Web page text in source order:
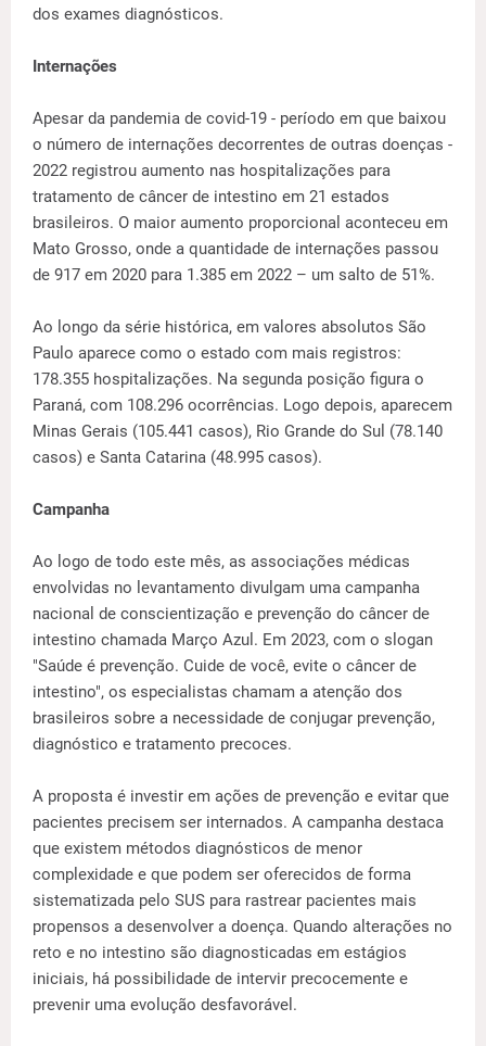
dos exames diagnósticos.
Internações
Apesar da pandemia de covid-19 - período em que baixou
o número de internações decorrentes de outras doenças -
2022 registrou aumento nas hospitalizações para
tratamento de câncer de intestino em 21 estados
brasileiros. O maior aumento proporcional aconteceu em
Mato Grosso, onde a quantidade de internações passou
de 917 em 2020 para 1.385 em 2022 – um salto de 51%.
Ao longo da série histórica, em valores absolutos São
Paulo aparece como o estado com mais registros:
178.355 hospitalizações. Na segunda posição figura o
Paraná, com 108.296 ocorrências. Logo depois, aparecem
Minas Gerais (105.441 casos), Rio Grande do Sul (78.140
casos) e Santa Catarina (48.995 casos).
Campanha
Ao logo de todo este mês, as associações médicas
envolvidas no levantamento divulgam uma campanha
nacional de conscientização e prevenção do câncer de
intestino chamada Março Azul. Em 2023, com o slogan
"Saúde é prevenção. Cuide de você, evite o câncer de
intestino", os especialistas chamam a atenção dos
brasileiros sobre a necessidade de conjugar prevenção,
diagnóstico e tratamento precoces.
A proposta é investir em ações de prevenção e evitar que
pacientes precisem ser internados. A campanha destaca
que existem métodos diagnósticos de menor
complexidade e que podem ser oferecidos de forma
sistematizada pelo SUS para rastrear pacientes mais
propensos a desenvolver a doença. Quando alterações no
reto e no intestino são diagnosticadas em estágios
iniciais, há possibilidade de intervir precocemente e
prevenir uma evolução desfavorável.